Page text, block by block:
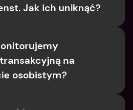
Jak ich uniknąć?
na
osobistym?